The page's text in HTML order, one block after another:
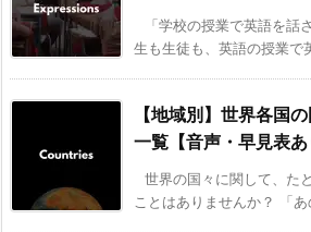
「学校の授業で英語を話
生も生徒も、英語の授業で
【地域別】世界各国
一覧【音声・早見表あ
世界の国々に関して、た
ことはありませんか？ 「